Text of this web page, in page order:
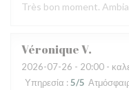
Très bon moment.
VéroniqueV
2026-07-26 - 20:00 -
Υπηρεσία : 5/5